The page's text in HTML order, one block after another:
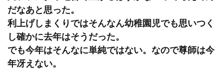
だなあと思った。
利上げしまくりではそんなん幼稚園児でも思いつく
し確かに去年はそうだった。
でも今年はそんなに単純ではない。なので尊師は今
年冴えない。